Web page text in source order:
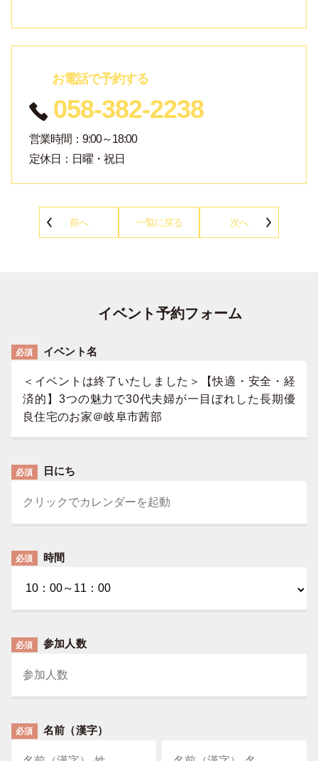
お電話で予約する
058-382-2238
営業時間：9:00～18:00
定休日：日曜・祝日
前へ 一覧に戻る 次へ
イベント予約フォーム
必須 イベント名
＜イベントは終了いたしました＞【快適・安全・経
済的】3つの魅力で30代夫婦が一目ぼれした長期優
良住宅のお家＠岐阜市茜部
必須 日にち
必須 時間
必須 参加人数
必須 名前（漢字）